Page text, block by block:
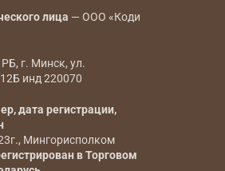
лица — ООО «Коди
г. Минск, ул.
инд 220070
дата регистрации,
Мингорисполком
в Торговом